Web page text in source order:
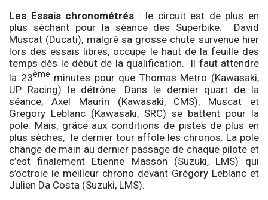
Les Essais chronométrés : le circuit est de plus en
plus séchant pour la séance des Superbike. David
Muscat (Ducati), malgré sa grosse chute survenue hier
lors des essais libres, occupe le haut de la feuille des
temps dès le début de la qualification. Il faut attendre
la 23ème minutes pour que Thomas Metro (Kawasaki,
UP Racing) le détrône. Dans le dernier quart de la
séance, Axel Maurin (Kawasaki, CMS), Muscat et
Gregory Leblanc (Kawasaki, SRC) se battent pour la
pole. Mais, grâce aux conditions de pistes de plus en
plus sèches, le dernier tour affole les chronos. La pole
change de main au dernier passage de chaque pilote et
c’est finalement Etienne Masson (Suzuki, LMS) qui
s’octroie le meilleur chrono devant Grégory Leblanc et
Julien Da Costa (Suzuki, LMS).